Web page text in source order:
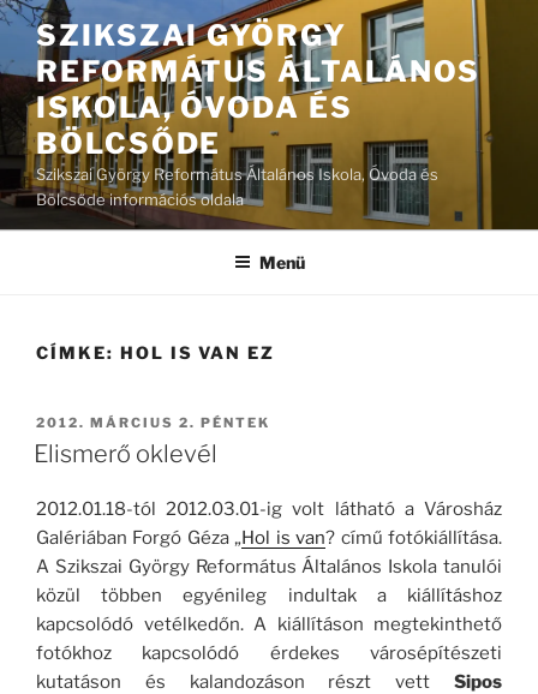
Tartalomhoz
SZIKSZAI GYÖRGY
REFORMÁTUS ÁLTALÁNOS
ISKOLA, ÓVODA ÉS
BÖLCSŐDE
Szikszai György Református Általános Iskola, Óvoda és
Bölcsőde információs oldala
Menü
CÍMKE: HOL IS VAN EZ
BEKÜLDVE:
2012. MÁRCIUS 2. PÉNTEK
Elismerő oklevél
2012.01.18-tól 2012.03.01-ig volt látható a Városház
Galériában Forgó Géza „Hol is van? című fotókiállítása.
A Szikszai György Református Általános Iskola tanulói
közül többen egyénileg indultak a kiállításhoz
kapcsolódó vetélkedőn. A kiállításon megtekinthető
fotókhoz kapcsolódó érdekes városépítészeti
kutatáson és kalandozáson részt vett Sipos